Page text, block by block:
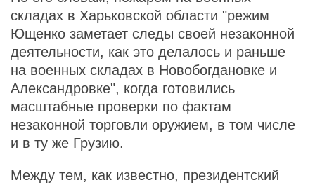
складах в Харьковской области "режим
Ющенко заметает следы своей незаконной
деятельности, как это делалось и раньше
на военных складах в Новобогдановке и
Александровке", когда готовились
масштабные проверки по фактам
незаконной торговли оружием, в том числе
и в ту же Грузию.
Между тем, как известно, президентский